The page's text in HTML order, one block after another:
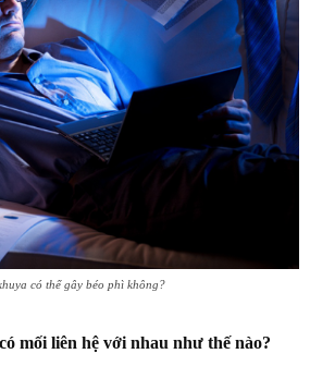
có thể gây béo phì không?
mối liên hệ với nhau như thế nào?